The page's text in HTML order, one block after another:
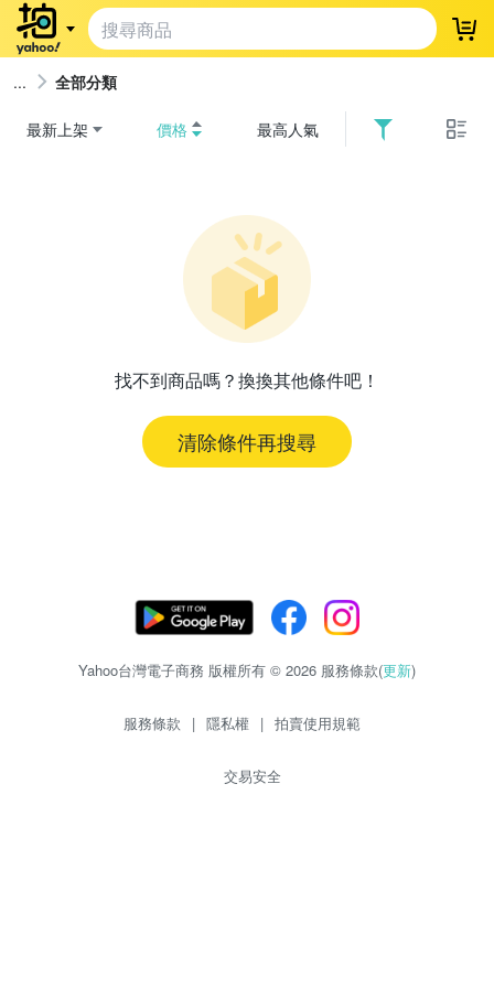
登
全部分類
最新上架 價格 最高人氣
找不到商品嗎？換換其他條件吧！
清除條件再搜尋
Yahoo台灣電子商務 版權所有 © 2026 服務條款(更新)
服務條款 | 隱私權 | 拍賣使用規範
交易安全